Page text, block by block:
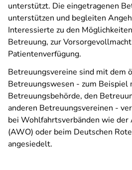
unterstützt. Die eingetragenen
unterstützen und begleiten
Interessierte zu den
Betreuung, zur
Patientenverfügung.
Betreuungsvereine sind mit dem
Betreuungswesen - zum Beispiel
Betreuungsbehörde, den
anderen Betreuungsvereinen -
bei Wohlfahrtsverbänden wie
(AWO) oder beim Deutschen
angesiedelt.